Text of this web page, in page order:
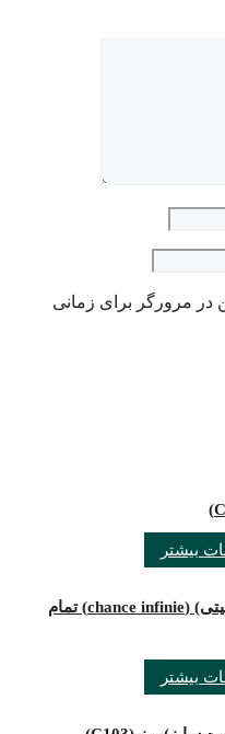
در مرورگر برای زمانی
بیشتر
دستبند فرد دوبل (چنس ایفینیتی) (chance infinie) تمام
بیشتر